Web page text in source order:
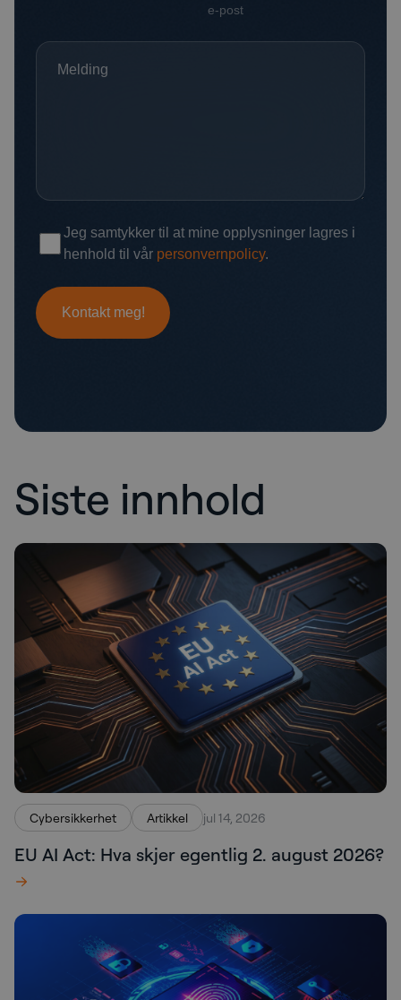
Siste innhold
Cybersikkerhet Artikkel jul 14, 2026
EU AI Act: Hva skjer egentlig 2. august 2026?